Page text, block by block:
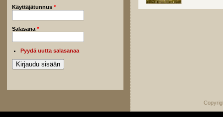
Käyttäjätunnus *
Salasana *
Pyydä uutta salasanaa